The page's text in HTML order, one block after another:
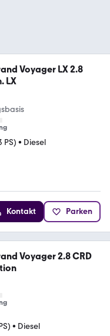
Voyager LX 2.8
LX
PS) • Diesel
Kontakt Parken
Voyager 2.8 CRD
• Diesel